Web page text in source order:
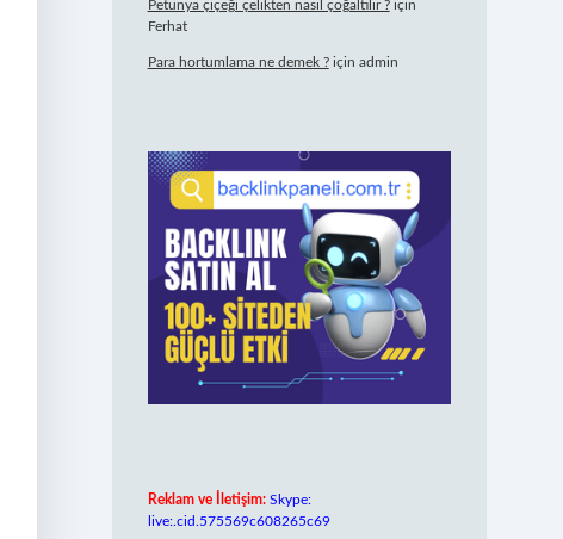
Petunya çiçeği çelikten nasıl çoğaltılır ?için
Ferhat
Para hortumlama ne demek ?için admin
Reklam ve İletişim: Skype:
live:.cid.575569c608265c69